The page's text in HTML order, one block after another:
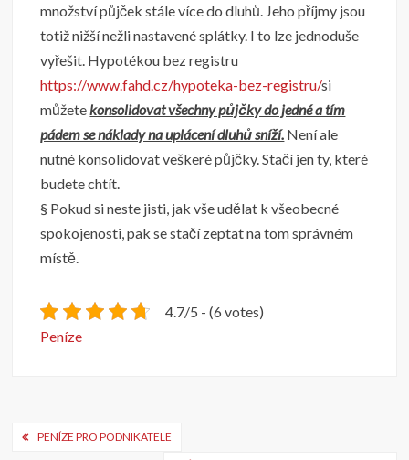
množství půjček stále více do dluhů. Jeho příjmy jsou
totiž nižší nežli nastavené splátky. I to lze jednoduše
vyřešit. Hypotékou bez registru
https://www.fahd.cz/hypoteka-bez-registru/si
můžete konsolidovat všechny půjčky do jedné a tím
pádem se náklady na uplácení dluhů sníží. Není ale
nutné konsolidovat veškeré půjčky. Stačí jen ty, které
budete chtít.
§ Pokud si neste jisti, jak vše udělat k všeobecné
spokojenosti, pak se stačí zeptat na tom správném
místě.
4.7/5 - (6 votes)
Peníze
Navigace
PENÍZE PRO PODNIKATELE